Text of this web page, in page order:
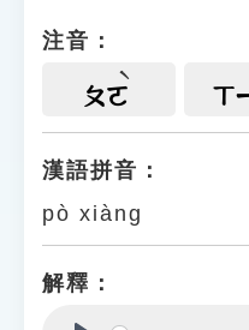
遊戲專區
貓頭鷹博士
注音：
ㄆㄛ ㄒ
漢語拼音：
pò xiàng
解釋：